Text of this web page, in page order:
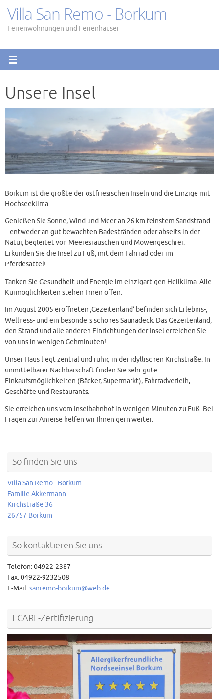
Inhalt
springen
Villa San Remo - Borkum
Ferienwohnungen und Ferienhäuser
Unsere Insel
Borkum ist die größte der ostfriesischen Inseln und die Einzige mit
Hochseeklima.
Genießen Sie Sonne, Wind und Meer an 26 km feinstem Sandstrand
– entweder an gut bewachten Badestränden oder abseits in der
Natur, begleitet von Meeresrauschen und Möwengeschrei.
Erkunden Sie die Insel zu Fuß, mit dem Fahrrad oder im
Pferdesattel!
Tanken Sie Gesundheit und Energie im einzigartigen Heilklima. Alle
Kurmöglichkeiten stehen Ihnen offen.
Im August 2005 eröffneten ‚Gezeitenland‘ befinden sich Erlebnis-,
Wellness- und ein besonders schönes Saunadeck. Das Gezeitenland,
den Strand und alle anderen Einrichtungen der Insel erreichen Sie
von uns in wenigen Gehminuten!
Unser Haus liegt zentral und ruhig in der idyllischen Kirchstraße. In
unmittelbarer Nachbarschaft finden Sie sehr gute
Einkaufsmöglichkeiten (Bäcker, Supermarkt), Fahrradverleih,
Geschäfte und Restaurants.
Sie erreichen uns vom Inselbahnhof in wenigen Minuten zu Fuß. Bei
Fragen zur Anreise helfen wir Ihnen gern weiter.
So finden Sie uns
Villa San Remo - Borkum
Familie Akkermann
Kirchstraße 36
26757 Borkum
So kontaktieren Sie uns
Telefon: 04922-2387
Fax: 04922-9232508
E-Mail:sanremo-borkum@web.de
ECARF-Zertifizierung